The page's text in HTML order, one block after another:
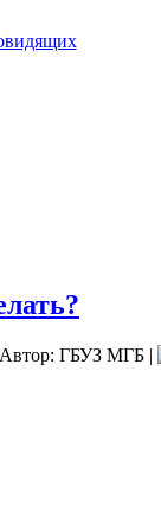
Автор: ГБУЗ МГБ |